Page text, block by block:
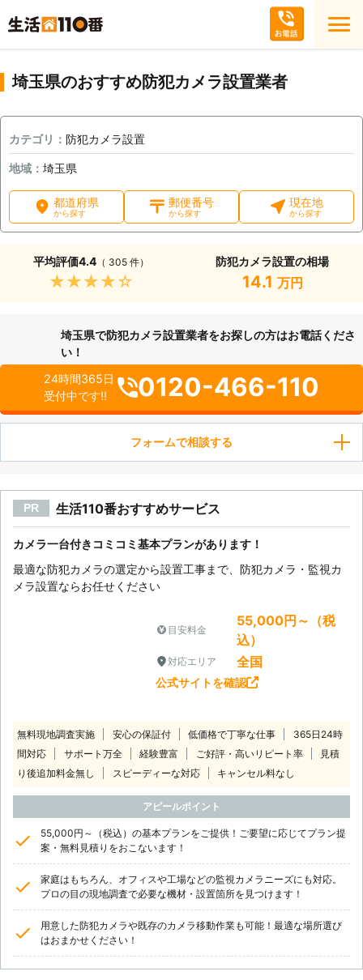
埼玉県のおすすめ防犯カメラ設置業者
カテゴリ： 防犯カメラ設置
地域： 埼玉県
都道府県
から探す
郵便番号
から探す
現在地
から探す
平均評価4.4（ 305 件）
★★★★★
防犯カメラ設置の相場
14.1 万円
埼玉県で防犯カメラ設置業者をお探しの方はお電話くださ
い！
24時間365日
受付中です!!
0120-466-110
フォームで相談する
PR 生活110番おすすめサービス
カメラ一台付きコミコミ基本プランがあります！
最適な防犯カメラの選定から設置工事まで、防犯カメラ・監視カ
メラ設置ならお任せください
目安料金
55,000円～（税
込）
対応エリア 全国
公式サイトを確認
無料現地調査実施 安心の保証付 低価格で丁寧な仕事
365日24時
間対応
サポート万全 経験豊富 ご好評・高いリピート率
見積
り後追加料金無し
スピーディーな対応 キャンセル料なし
アピールポイント
55,000円～（税込）の基本プランをご提供！ご要望に応じてプラン提
案・無料見積りをおこないます！
家庭はもちろん、オフィスや工場などの監視カメラニーズにも対応。
プロの目の現地調査で必要な機材・設置箇所を見つけます！
用意した防犯カメラや既存のカメラ移動作業も可能！最適な場所選び
はおまかせください！